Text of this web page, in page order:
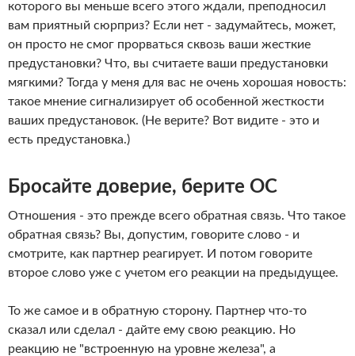
которого вы меньше всего этого ждали, преподносил
вам приятный сюрприз? Если нет - задумайтесь, может,
он просто не смог прорваться сквозь ваши жесткие
предустановки? Что, вы считаете ваши предустановки
мягкими? Тогда у меня для вас не очень хорошая новость:
такое мнение сигнализирует об особенной жесткости
ваших предустановок. (Не верите? Вот видите - это и
есть предустановка.)
Бросайте доверие, берите ОС
Отношения - это прежде всего обратная связь. Что такое
обратная связь? Вы, допустим, говорите слово - и
смотрите, как партнер реагирует. И потом говорите
второе слово уже с учетом его реакции на предыдущее.
То же самое и в обратную сторону. Партнер что-то
сказал или сделал - дайте ему свою реакцию. Но
реакцию не "встроенную на уровне железа", а